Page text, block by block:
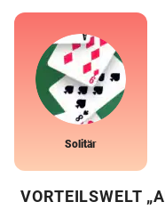
Solitär
VORTEILSWELT